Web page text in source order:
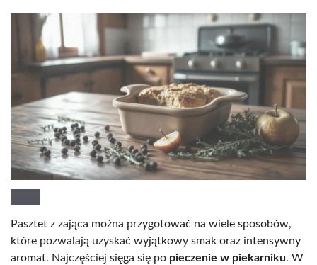
Pasztet z zająca można przygotować na wiele sposobów,
które pozwalają uzyskać wyjątkowy smak oraz intensywny
aromat. Najczęściej sięga się po pieczenie w piekarniku. W